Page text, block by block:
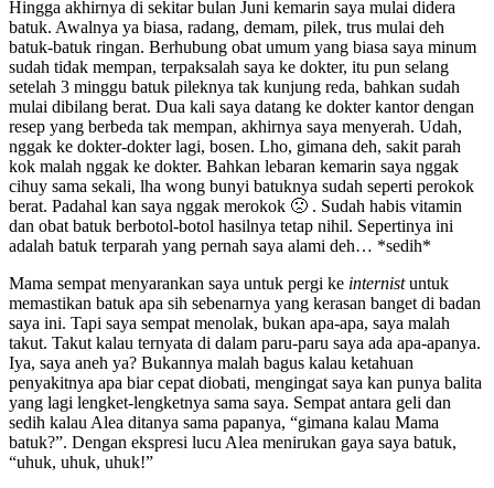
Hingga akhirnya di sekitar bulan Juni kemarin saya mulai didera
batuk. Awalnya ya biasa, radang, demam, pilek, trus mulai deh
batuk-batuk ringan. Berhubung obat umum yang biasa saya minum
sudah tidak mempan, terpaksalah saya ke dokter, itu pun selang
setelah 3 minggu batuk pileknya tak kunjung reda, bahkan sudah
mulai dibilang berat. Dua kali saya datang ke dokter kantor dengan
resep yang berbeda tak mempan, akhirnya saya menyerah. Udah,
nggak ke dokter-dokter lagi, bosen. Lho, gimana deh, sakit parah
kok malah nggak ke dokter. Bahkan lebaran kemarin saya nggak
cihuy sama sekali, lha wong bunyi batuknya sudah seperti perokok
berat. Padahal kan saya nggak merokok 🙁 . Sudah habis vitamin
dan obat batuk berbotol-botol hasilnya tetap nihil. Sepertinya ini
adalah batuk terparah yang pernah saya alami deh… *sedih*
Mama sempat menyarankan saya untuk pergi ke internistuntuk
memastikan batuk apa sih sebenarnya yang kerasan banget di badan
saya ini. Tapi saya sempat menolak, bukan apa-apa, saya malah
takut. Takut kalau ternyata di dalam paru-paru saya ada apa-apanya.
Iya, saya aneh ya? Bukannya malah bagus kalau ketahuan
penyakitnya apa biar cepat diobati, mengingat saya kan punya balita
yang lagi lengket-lengketnya sama saya. Sempat antara geli dan
sedih kalau Alea ditanya sama papanya, “gimana kalau Mama
batuk?”. Dengan ekspresi lucu Alea menirukan gaya saya batuk,
“uhuk, uhuk, uhuk!”